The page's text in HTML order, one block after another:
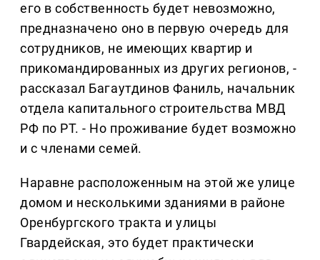
его в собственность будет невозможно,
предназначено оно в первую очередь для
сотрудников, не имеющих квартир и
прикомандированных из других регионов, -
рассказал Багаутдинов Фаниль, начальник
отдела капитального строительства МВД
РФ по РТ. - Но проживание будет возможно
и с членами семей.
Наравне расположенным на этой же улице
домом и несколькими зданиями в районе
Оренбургского тракта и улицы
Гвардейская, это будет практически